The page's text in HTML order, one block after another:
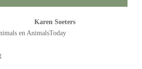
Karen Soeters
en AnimalsToday